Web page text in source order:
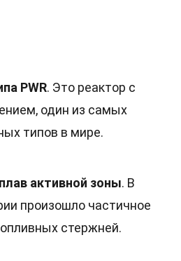
PWR. Это реактор с
один из самых
типов в мире.
активной зоны. В
произошло частичное
стержней.